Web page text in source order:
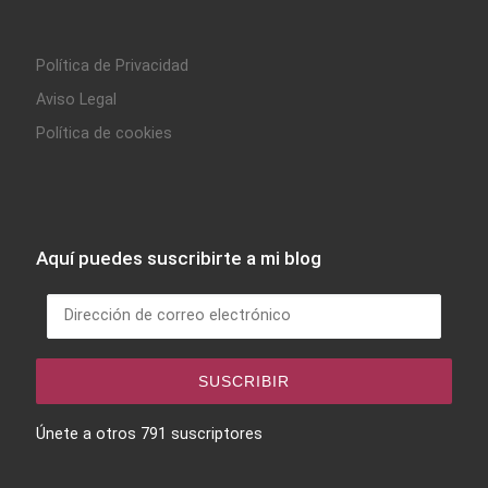
Política de Privacidad
Aviso Legal
Política de cookies
Aquí puedes suscribirte a mi blog
Dirección de correo electrónico
SUSCRIBIR
Únete a otros 791 suscriptores